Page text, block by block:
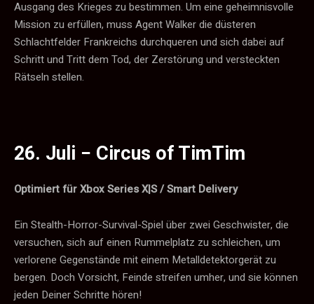
Ausgang des Krieges zu bestimmen. Um eine geheimnisvolle
Mission zu erfüllen, muss Agent Walker die düsteren
Schlachtfelder Frankreichs durchqueren und sich dabei auf
Schritt und Tritt dem Tod, der Zerstörung und versteckten
Rätseln stellen.
26. Juli − Circus of TimTim
Optimiert für Xbox Series X|S / Smart Delivery
Ein Stealth-Horror-Survival-Spiel über zwei Geschwister, die
versuchen, sich auf einen Rummelplatz zu schleichen, um
verlorene Gegenstände mit einem Metalldetektorgerät zu
bergen. Doch Vorsicht, Feinde streifen umher, und sie können
jeden Deiner Schritte hören!